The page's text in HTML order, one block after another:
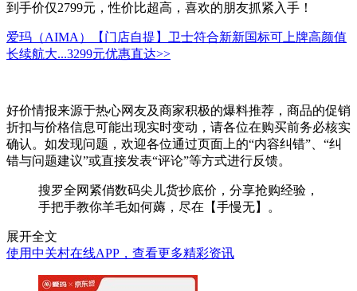
到手价仅2799元，性价比超高，喜欢的朋友抓紧入手！
爱玛（AIMA）【门店自提】卫士符合新新国标可上牌高颜值
长续航大...3299元优惠直达>>
好价情报来源于热心网友及商家积极的爆料推荐，商品的促销
折扣与价格信息可能出现实时变动，请各位在购买前务必核实
确认。如发现问题，欢迎各位通过页面上的“内容纠错”、“纠
错与问题建议”或直接发表“评论”等方式进行反馈。
搜罗全网紧俏数码尖儿货抄底价，分享抢购经验，
手把手教你羊毛如何薅，尽在【手慢无】。
展开全文
使用中关村在线APP，查看更多精彩资讯